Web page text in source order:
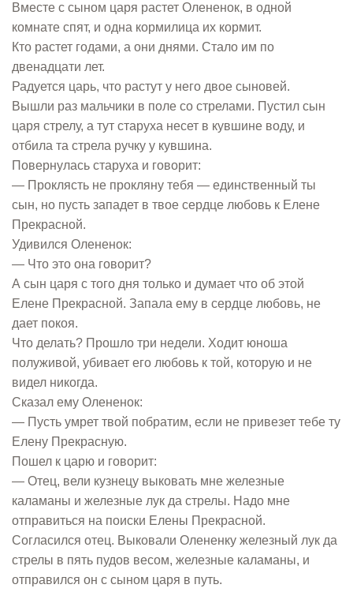
Вместе с сыном царя растет Олененок, в одной
комнате спят, и одна кормилица их кормит.
Кто растет годами, а они днями. Стало им по
двенадцати лет.
Радуется царь, что растут у него двое сыновей.
Вышли раз мальчики в поле со стрелами. Пустил сын
царя стрелу, а тут старуха несет в кувшине воду, и
отбила та стрела ручку у кувшина.
Повернулась старуха и говорит:
— Проклясть не прокляну тебя — единственный ты
сын, но пусть западет в твое сердце любовь к Елене
Прекрасной.
Удивился Олененок:
— Что это она говорит?
А сын царя с того дня только и думает что об этой
Елене Прекрасной. Запала ему в сердце любовь, не
дает покоя.
Что делать? Прошло три недели. Ходит юноша
полуживой, убивает его любовь к той, которую и не
видел никогда.
Сказал ему Олененок:
— Пусть умрет твой побратим, если не привезет тебе ту
Елену Прекрасную.
Пошел к царю и говорит:
— Отец, вели кузнецу выковать мне железные
каламаны и железные лук да стрелы. Надо мне
отправиться на поиски Елены Прекрасной.
Согласился отец. Выковали Олененку железный лук да
стрелы в пять пудов весом, железные каламаны, и
отправился он с сыном царя в путь.